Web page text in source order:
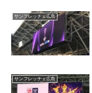
サンフレッチェ広島
サンフレッチェ広島